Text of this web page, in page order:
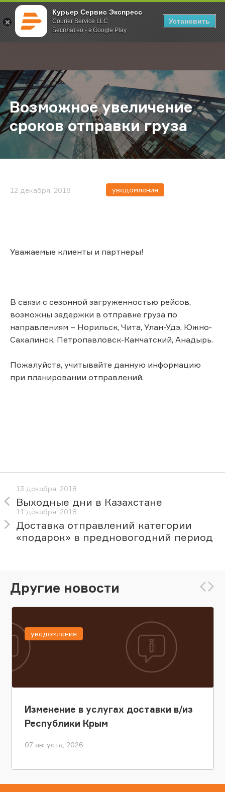
Курьер Сервис Экспресс
Courier Service LLC
Бесплатно - в Google Play
Установить
; Главная О компании Новости Возможное увеличение сроков
Возможное увеличение
сроков отправки груза
12 декабря, 2018 уведомления
Уважаемые клиенты и партнеры!
В связи с сезонной загруженностью рейсов,
возможны задержки в отправке груза по
направлениям – Норильск, Чита, Улан-Удэ, Южно-
Сахалинск, Петропавловск-Камчатский, Анадырь.
Пожалуйста, учитывайте данную информацию
при планировании отправлений.
13 декабря, 2018
Выходные дни в Казахстане
11 декабря, 2018
Доставка отправлений категории
«подарок» в предновогодний период
Другие новости
Изменение в услугах доставки в/из
Республики Крым
07 августа, 2026
уведомления